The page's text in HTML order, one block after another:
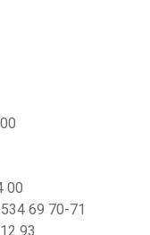
00
00
534 69 70-71
12 93